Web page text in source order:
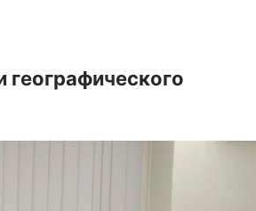
географического